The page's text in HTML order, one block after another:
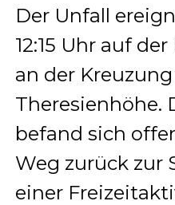
Der Unfall
12:15 Uhr auf
an der
Theresienhöhe.
befand sich
Weg zurück zur
einer